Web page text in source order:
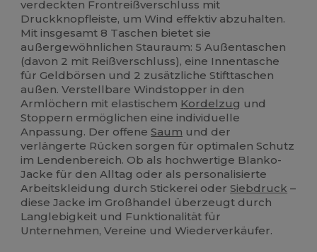
verdeckten Frontreißverschluss mit
Druckknopfleiste, um Wind effektiv abzuhalten.
Mit insgesamt 8 Taschen bietet sie
außergewöhnlichen Stauraum: 5 Außentaschen
(davon 2 mit Reißverschluss), eine Innentasche
für Geldbörsen und 2 zusätzliche Stifttaschen
außen. Verstellbare Windstopper in den
Armlöchern mit elastischem Kordelzug und
Stoppern ermöglichen eine individuelle
Anpassung. Der offeneSaum und der
verlängerte Rücken sorgen für optimalen Schutz
im Lendenbereich. Ob als hochwertige Blanko-
Jacke für den Alltag oder als personalisierte
Arbeitskleidung durch Stickerei oderSiebdruck –
diese Jacke im Großhandel überzeugt durch
Langlebigkeit und Funktionalität für
Unternehmen, Vereine und Wiederverkäufer.